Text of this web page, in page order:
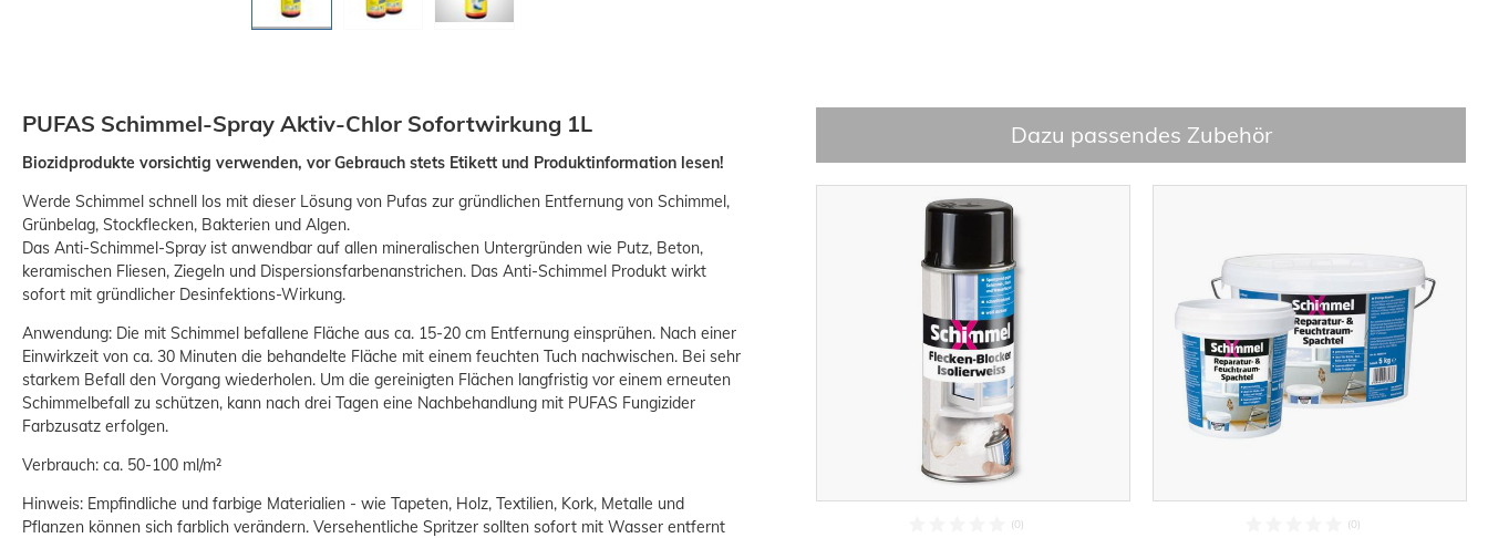
PUFAS Schimmel-Spray Aktiv-Chlor Sofortwirkung 1L
Biozidprodukte vorsichtig verwenden, vor Gebrauch stets Etikett und Produktinformation lesen!
Werde Schimmel schnell los mit dieser Lösung von Pufas zur gründlichen Entfernung von Schimmel,
Grünbelag, Stockflecken, Bakterien und Algen.
Das Anti-Schimmel-Spray ist anwendbar auf allen mineralischen Untergründen wie Putz, Beton,
keramischen Fliesen, Ziegeln und Dispersionsfarbenanstrichen. Das Anti-Schimmel Produkt wirkt
sofort mit gründlicher Desinfektions-Wirkung.
Anwendung: Die mit Schimmel befallene Fläche aus ca. 15-20 cm Entfernung einsprühen. Nach einer
Einwirkzeit von ca. 30 Minuten die behandelte Fläche mit einem feuchten Tuch nachwischen. Bei sehr
starkem Befall den Vorgang wiederholen. Um die gereinigten Flächen langfristig vor einem erneuten
Schimmelbefall zu schützen, kann nach drei Tagen eine Nachbehandlung mit PUFAS Fungizider
Farbzusatz erfolgen.
Verbrauch: ca. 50-100 ml/m²
Hinweis: Empfindliche und farbige Materialien - wie Tapeten, Holz, Textilien, Kork, Metalle und
Pflanzen können sich farblich verändern. Versehentliche Spritzer sollten sofort mit Wasser entfernt
Dazu passendes Zubehör